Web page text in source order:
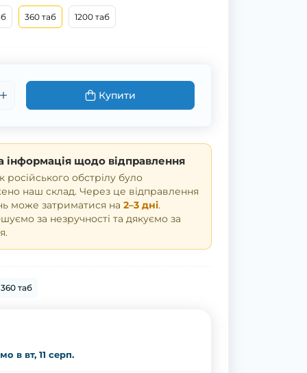
360 таб 1200 таб
Купити
інформація щодо відправлення
російського обстрілу було
наш склад. Через це відправлення
може затриматися на 2–3 дні.
за незручності та дякуємо за
360 таб
в вт, 11 серп.